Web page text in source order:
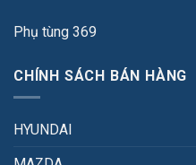
Phụ tùng 369
CHÍNH SÁCH BÁN HÀNG
HYUNDAI